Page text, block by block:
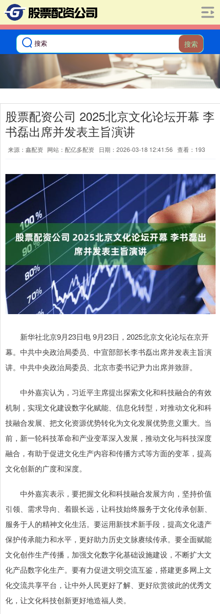
搜索
股票配资公司 2025北京文化论坛开幕 李
书磊出席并发表主旨演讲
来源：鑫配资 网站：配亿多配资 日期：2026-03-18 12:41:56 查看：193
新华社北京9月23日电 9月23日，2025北京文化论坛在京开
幕。中共中央政治局委员、中宣部部长李书磊出席并发表主旨演
讲。中共中央政治局委员、北京市委书记尹力出席并致辞。
中外嘉宾认为，习近平主席提出探索文化和科技融合的有效
机制，实现文化建设数字化赋能、信息化转型，对推动文化和科
技融合发展、把文化资源优势转化为文化发展优势意义重大。当
前，新一轮科技革命和产业变革深入发展，推动文化与科技深度
融合，有助于促进文化生产内容和传播方式等方面的变革，提高
文化创新的广度和深度。
中外嘉宾表示，要把握文化和科技融合发展方向，坚持价值
引领、需求导向、着眼长远，让科技始终服务于文化传承创新、
服务于人的精神文化生活。要运用新技术新手段，提高文化遗产
保护传承能力和水平，更好助力历史文脉赓续传承。要全面赋能
文化创作生产传播，加强文化数字化基础设施建设，不断扩大文
化产品数字化生产。要有力促进文明交流互鉴，搭建更多网上文
化交流共享平台，让中外人民更好了解、更好欣赏彼此的优秀文
化，让文化科技创新更好地造福人类。